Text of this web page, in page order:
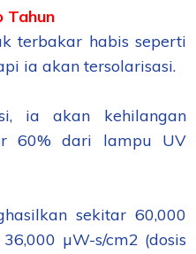
Tahun
terbakar habis seperti
ia akan tersolarisasi.
ia akan kehilangan
60% dari lampu UV
sekitar 60,000
µW-s/cm2 (dosis